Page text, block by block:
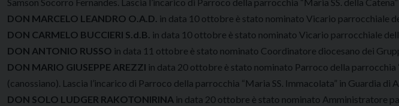
DON MARCELO LEANDRO O.A.D. in data 10 ottobre è stato nominato Vicario parrocchiale
DON CARMELO BUCCIERI S.d.B. in data 10 ottobre è stato nominato Vicario parrocchiale
DON ANTONIO RUSSO in data 11 ottobre è stato nominato Coordinatore diocesano dei
DON MARIO GIUSEPPE AREZZI in data 20 ottobre è stato nominato Parroco della parrocchia
(canossiano). Lascia l’incarico di Parroco della parrocchia “Maria SS. Immacolata” in Guardia di
DON SOLO LUDGER RAKOTONIRINA in data 20 ottobre è stato nominato Amministratore